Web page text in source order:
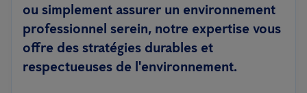
ou simplement assurer un environnement
professionnel serein, notre expertise vous
offre des stratégies durables et
respectueuses de l'environnement.